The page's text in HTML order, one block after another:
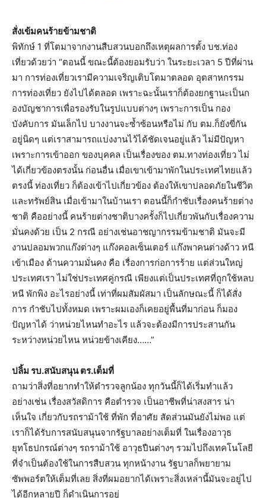
สั่งเข้มคนร้ายข้ามชาติ
พิทักษ์ 1 ที่โตมาจากงานสืบสวนบอกถึงเหตุผลการตั้ง บช.ท่อง
เที่ยวด้วยว่า “ตอนนี้ ขณะนี้ต้องยอมรับว่า ในระยะเวลา 5 ปีที่ผ่าน
มา การท่องเที่ยวเรามีความเจริญเติบโตมาตลอด อุตสาหกรรม
การท่องเที่ยว ยังไปได้ตลอด เพราะฉะนั้นเราก็ต้องยกฐานะเป็นก
องบัญชาการเพื่อรองรับในรูปแบบต่างๆ เพราะการเป็น กอง
บังคับการ มันเล็กไป บางงานจะซ้ำซ้อนหรือไม่ กับ ตม.ก็ยังขี่กัน
อยู่นิดๆ แต่เราสามารถแบ่งงานไว้ได้ชัดเจนอยู่แล้ว ไม่มีปัญหา
เพราะการเข้าออก ของบุคคล เป็นเรื่องของ ตม.ทางท่องเที่ยว ไม่
ได้เกี่ยวข้องตรงนั้น ก่อนอื่น เมื่อเขาเข้ามาพักในประเทศไทยแล้ว
ตรงนี้ ท่องเที่ยว ก็ต้องเข้าไปเกี่ยวข้อง ต้องให้เขาปลอดภัยในชีวิต
และทรัพย์สิน เมื่อเข้ามาในบ้านเรา ตอนนี้ก็กำชับเรื่องคนร้ายต่าง
ชาติ คืออย่างนี้ คนร้ายต่างชาติบางครั้งก็ไปเกี่ยวพันกับเรื่องความ
มั่นคงด้วย เป็น 2 กรณี อย่างเช่นอาชญากรรมข้ามชาติ มันจะมี
งานปลอมพวกแก๊งต่างๆ แก๊งคอลเซ็นเตอร์ แก๊งพาคนต่างด้าว หนี
เข้าเมือง ด้านความมั่นคง คือ เรื่องการก่อการร้าย แต่ส่วนใหญ่
ประเทศเรา ไม่ใช่ประเทศคู่กรณี เพียงแต่เป็นประเทศที่ถูกใช้หลบ
หนี พักพิง อะไรอย่างนี้ เท่าที่ผมสัมผัสมา เป็นลักษณะนี้ ก็ได้สั่ง
การ กำชับไปทั้งหมด เพราะผมเองก็เคยอยู่พื้นที่มาก่อน ก็มอง
ปัญหาได้ ว่าหน่วยไหนทำอะไร แล้วจะต้องมีการประสานกัน
ระหว่างหน่วยไหน หน่วยข้างเคียง……”
ปลิ้ม รบ.สนับสนุน ตร.เต็มที่
ถามว่าสิ่งที่อยากทำให้ตำรวจลูกน้อง ทุกวันนี้ก็ได้เริ่มทำแล้ว
อย่างเช่น เรื่องสวัสดิการ คือตำรวจ เป็นอาชีพที่น่าสงสาร น่า
เห็นใจ เกี่ยวกับรถราม้าใช้ ที่พัก ที่อาศัย สัดส่วนมันยังไม่พอ แต่
เราก็ได้รับการสนับสนุนจากรัฐบาลอย่างเต็มที่ ในเรื่องอาวุธ
ยุทโธปกรณ์ต่างๆ รถราม้าใช้ อาวุธปืนต่างๆ รวมไปถึงเทคโนโลยี
ที่จำเป็นต้องใช้ในการสืบสวน ทุกหน้างาน รัฐบาลก็พยายาม
ซัพพอร์ตให้เต็มที่เลย สิ่งที่ผมอยากได้เพราะสิ่งเหล่านี้มันจะอยู่ไป
ได้อีกหลายปี ก็ดำเนินการอยู่